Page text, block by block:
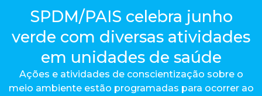
SPDM/PAIS celebra junho
verde com diversas atividades
em unidades de saúde
Ações e atividades de conscientização sobre o
meio ambiente estão programadas para ocorrer ao